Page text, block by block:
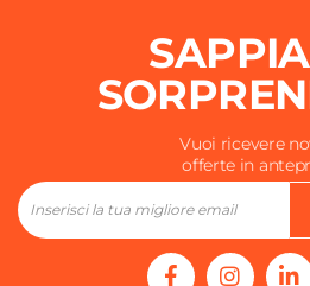
Vuoi ricevere
offerte in